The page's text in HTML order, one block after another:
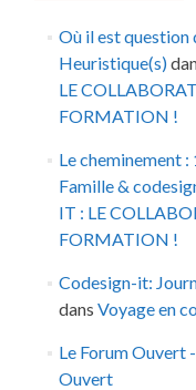
Où il est question
Heuristique(s)
LE
FORMATION !
Le cheminement
Famille &
IT : LE
FORMATION !
Codesign-it:
dans Voyage en
Le Forum Ouvert
Ouvert